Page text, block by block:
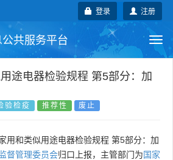
注册
登录
共服务平台
行业标准 地方标准
企业标准
技术委员会
途电器检验规程 第5部分：加
验检疫 推荐性 废止
用和类似用途电器检验规程 第5部分：加
督管理委员会归口上报，主管部门为国家